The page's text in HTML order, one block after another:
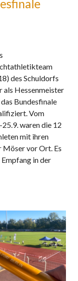
des Schuldorfs
als Hessenmeister
Bundesfinale
Vom
25.9. waren die 12
mit ihren
Möser vor Ort. Es
in der